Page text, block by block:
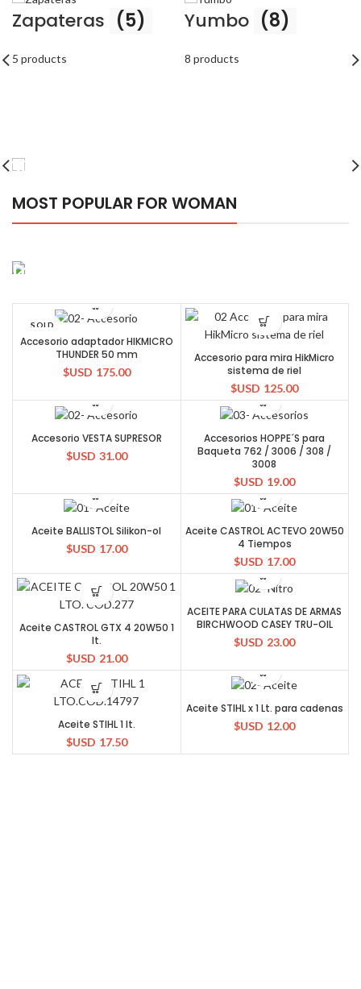
Zapateras (5)
5 products
Yumbo (8)
8 products
Discount
Sports Shoes
MOST POPULAR FOR WOMAN
Discount On Summer Collection
READ MORE
SOLD
Accesorio adaptador HIKMICRO
THUNDER 50 mm
$USD 175.00
Accesorio para mira HikMicro
sistema de riel
$USD 125.00
Accesorio VESTA SUPRESOR
$USD 31.00
Accesorios HOPPE´S para
Baqueta 762 / 3006 / 308 /
3008
$USD 19.00
Aceite BALLISTOL Silikon-ol
$USD 17.00
Aceite CASTROL ACTEVO 20W50
4 Tiempos
$USD 17.00
Aceite CASTROL GTX 4 20W50 1
lt.
$USD 21.00
ACEITE PARA CULATAS DE ARMAS
BIRCHWOOD CASEY TRU-OIL
$USD 23.00
Aceite STIHL 1 lt.
$USD 17.50
Aceite STIHL x 1 Lt. para cadenas
$USD 12.00